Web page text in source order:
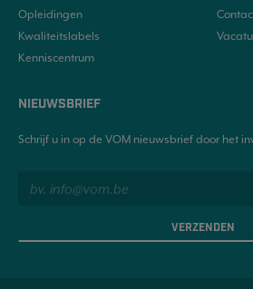
Opleidingen
Kwaliteitslabels
Kenniscentrum
NIEUWSBRIEF
Schrijf u in op de VOM nieuwsbrief door het
VERZENDEN